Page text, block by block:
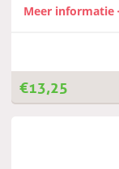
Meer informatie
€13,25